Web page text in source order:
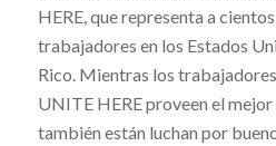
HERE, que representa a
trabajadores en los Estados
Rico. Mientras los
UNITE HERE proveen el
también están luchan por